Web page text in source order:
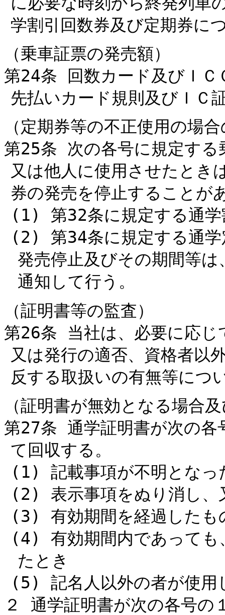
学割引回数券及び定期券に
（乗車証票の発売額）
第24条 回数カード及びＩＣ
先払いカード規則及びＩＣ
（定期券等の不正使用の場
第25条 次の各号に規定する
又は他人に使用させたとき
券の発売を停止することが
(1) 第32条に規定する通学
(2) 第34条に規定する通
発売停止及びその期間等
通知して行う。
（証明書等の監査）
第26条 当社は、必要に応じ
又は発行の適否、資格者以
反する取扱いの有無等につ
（証明書が無効となる場合
第27条 通学証明書が次の各
て回収する。
(1) 記載事項が不明となっ
(2) 表示事項をぬり消し、
(3) 有効期間を経過したも
(4) 有効期間内であっても
たとき
(5) 記名人以外の者が使用
２ 通学証明書が次の各号の